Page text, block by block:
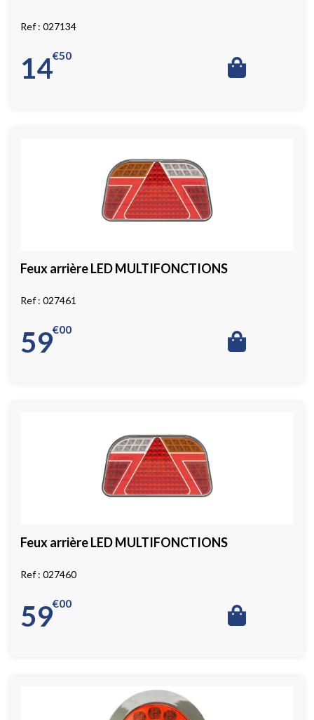
027134
14 50
€
Feux arrière LED MULTIFONCTIONS
027461
59 00
€
Feux arrière LED MULTIFONCTIONS
027460
59 00
€